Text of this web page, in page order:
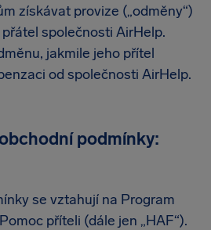
získávat provize („odměny“)
společnosti AirHelp.
jakmile jeho přítel
od společnosti AirHelp.
podmínky:
se vztahují na Program
příteli (dále jen „HAF“).